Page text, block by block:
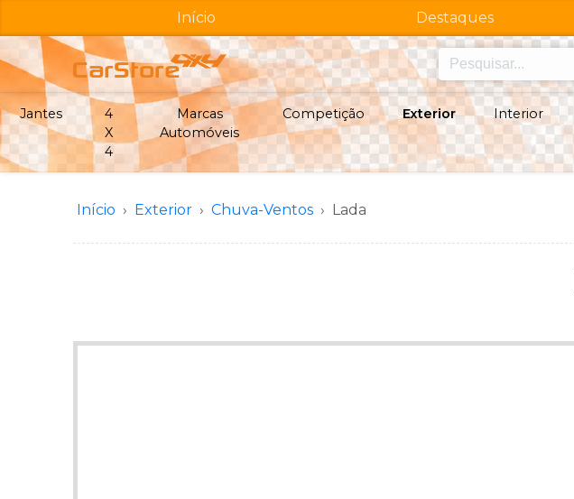
Início Destaques
Jantes
4
X
4
Marcas
Automóveis
Competição Exterior Interior
Início Exterior Chuva-Ventos Lada